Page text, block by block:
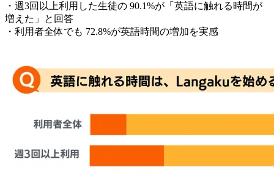
・週3回以上利用した生徒の 90.1%が「英語に触れる時間が
増えた」と回答
・利用者全体でも 72.8%が英語時間の増加を実感